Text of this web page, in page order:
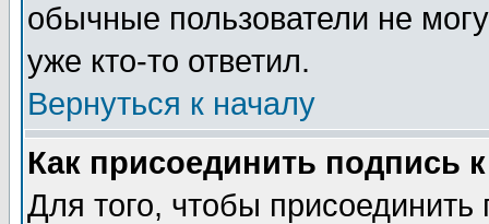
обычные пользователи не
уже кто-то ответил.
Вернуться к началу
Как присоединить подпись
Для того, чтобы